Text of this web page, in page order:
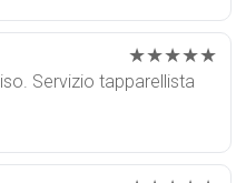
★★★★★
Servizio tapparellista